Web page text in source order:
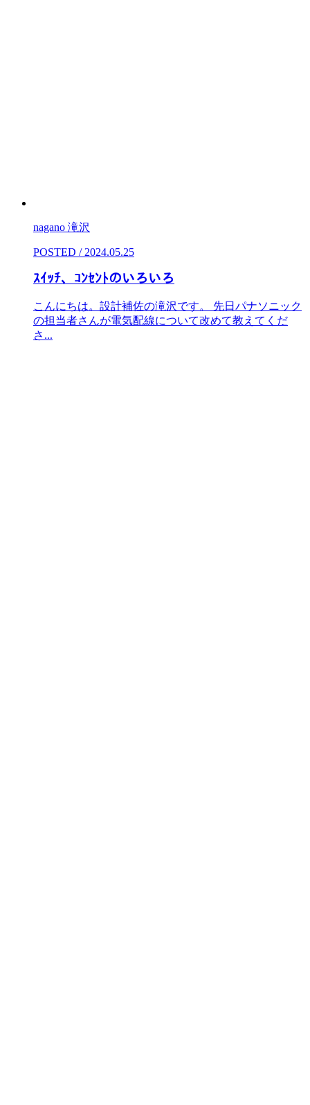
nagano 滝沢
POSTED / 2024.05.25
ｽｲｯﾁ、ｺﾝｾﾝﾄのいろいろ
こんにちは。設計補佐の滝沢です。 先日パナソニック
の担当者さんが電気配線について改めて教えてくだ
さ...